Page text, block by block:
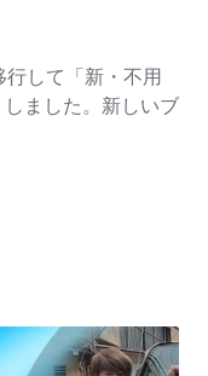
して「新・不用
ました。新しいブ